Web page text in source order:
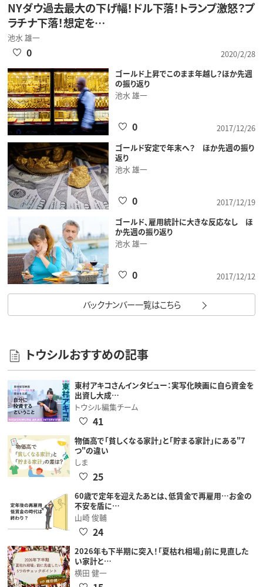
NYダウ過去最大の下げ幅！ドル下落！トランプ激怒？プ
ラチナ下落！想定を…
池水 雄一
2020/2/28
0
ゴールド上昇でこのまま年越し？ほか先週
の振り返り
池水 雄一
2017/12/26
0
ゴールド安定で年末へ？ ほか先週の振り
返り
池水 雄一
2017/12/19
0
ゴールド、雇用統計に大きな反応なし ほ
か先週の振り返り
池水 雄一
2017/12/12
0
バックナンバー一覧はこちら
トウシルおすすめの記事
東村アキコさんインタビュー：実写化映画に自ら資金を
出資し大成…
トウシル編集チーム
41
物価高で「貧しくなる家計」と「貯まる家計」にある"7
つ"の違い
しま
25
60歳で定年を迎えたあとは、低賃金で再雇用…お金の
不安を盾に…
山崎 俊輔
24
2026年も下半期に突入！「夏枯れ相場」前に見直した
い家計と…
横田 健一